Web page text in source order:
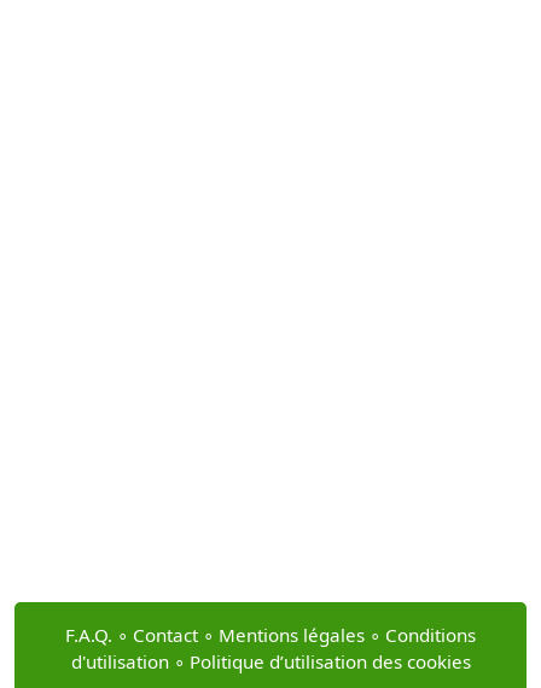
F.A.Q. ∘ Contact ∘ Mentions légales ∘ Conditions
d'utilisation∘ Politique d’utilisation des cookies